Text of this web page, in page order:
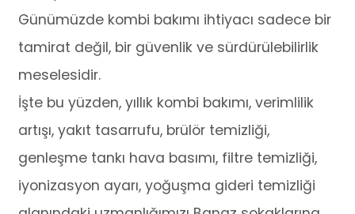
Günümüzde kombi bakımı ihtiyacı sadece bir
tamirat değil, bir güvenlik ve sürdürülebilirlik
meselesidir.
İşte bu yüzden, yıllık kombi bakımı, verimlilik
artışı, yakıt tasarrufu, brülör temizliği,
genleşme tankı hava basımı, filtre temizliği,
iyonizasyon ayarı, yoğuşma gideri temizliği